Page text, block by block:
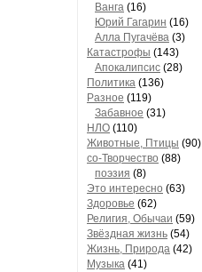
Ванга (16)
Юрий Гагарин (16)
Алла Пугачёва (3)
Катастрофы (143)
Апокалипсис (28)
Политика (136)
Разное (119)
Забавное (31)
НЛО (110)
Животные, Птицы (90)
со-Творчество (88)
поэзия (8)
Это интересно (63)
Здоровье (62)
Религия, Обычаи (59)
Звёздная жизнь (54)
Жизнь, Природа (42)
Музыка (41)